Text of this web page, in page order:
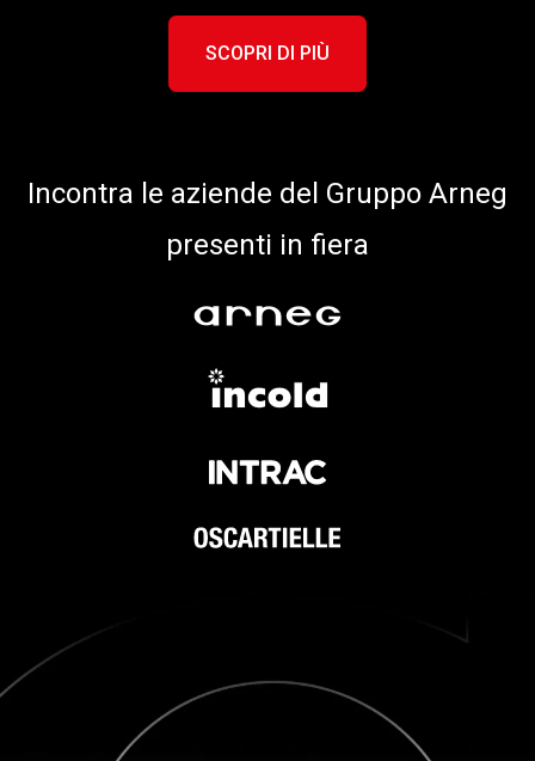
SCOPRI DI PIÙ
Incontra le aziende del Gruppo Arneg
presenti in fiera